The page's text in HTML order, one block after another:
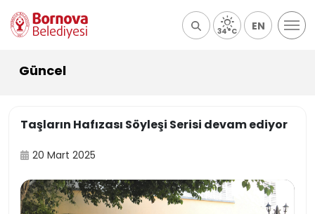
34°C EN
Güncel
Taşların Hafızası Söyleşi Serisi devam ediyor
20 Mart 2025